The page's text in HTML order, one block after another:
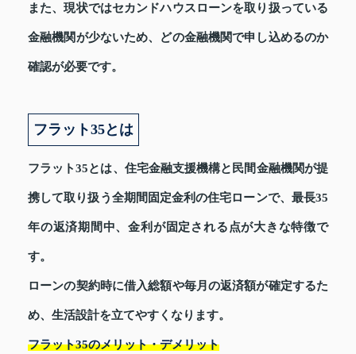
また、現状ではセカンドハウスローンを取り扱っている
金融機関が少ないため、どの金融機関で申し込めるのか
確認が必要です。
フラット35とは
フラット35とは、住宅金融支援機構と民間金融機関が提
携して取り扱う全期間固定金利の住宅ローンで、最長35
年の返済期間中、金利が固定される点が大きな特徴で
す。
ローンの契約時に借入総額や毎月の返済額が確定するた
め、生活設計を立てやすくなります。
フラット35のメリット・デメリット